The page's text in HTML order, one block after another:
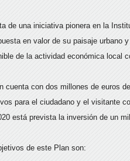
de una iniciativa pionera en la
en valor de su paisaje urbano
de la actividad económica local
cuenta con dos millones de euros
para el ciudadano y el visitante
está prevista la inversión de un
de este Plan son: